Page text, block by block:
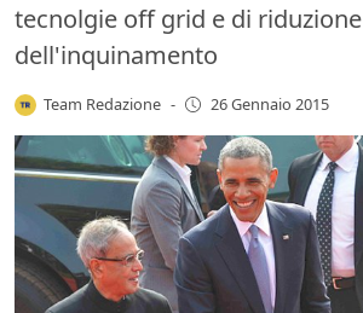
tecnolgie off grid e di riduzione
dell'inquinamento
Team Redazione - 26 Gennaio 2015